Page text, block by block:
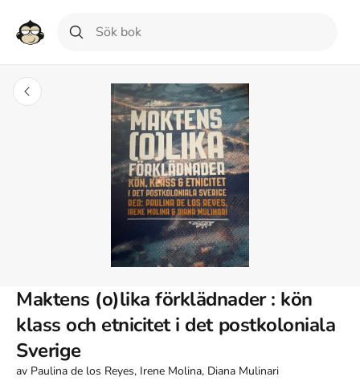
Maktens (o)lika förklädnader : kön
klass och etnicitet i det postkoloniala
Sverige
av Paulina de los Reyes, Irene Molina, Diana Mulinari